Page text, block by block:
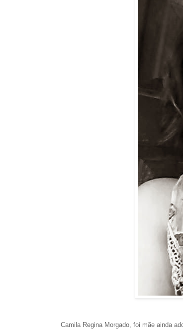
Camila Regina Morgado, foi mãe ainda